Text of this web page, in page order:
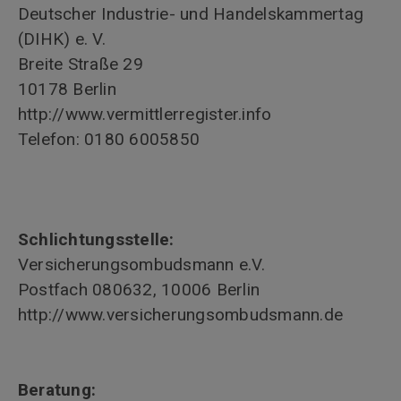
Deutscher Industrie- und Handelskammertag
(DIHK) e. V.
Breite Straße 29
10178 Berlin
http://www.vermittlerregister.info
Telefon: 0180 6005850
Schlichtungsstelle:
Versicherungsombudsmann e.V.
Postfach 080632, 10006 Berlin
http://www.versicherungsombudsmann.de
Beratung: